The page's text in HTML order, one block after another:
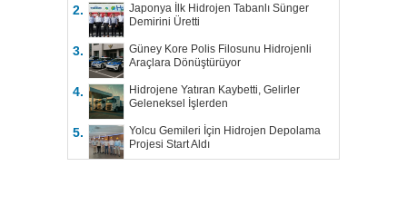
2.
Japonya İlk Hidrojen Tabanlı Sünger
Demirini Üretti
3.
Güney Kore Polis Filosunu Hidrojenli
Araçlara Dönüştürüyor
4.
Hidrojene Yatıran Kaybetti, Gelirler
Geleneksel İşlerden
5.
Yolcu Gemileri İçin Hidrojen Depolama
Projesi Start Aldı